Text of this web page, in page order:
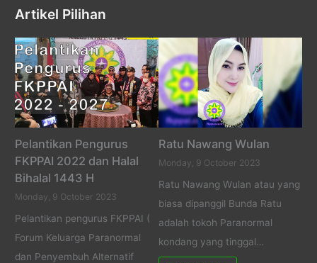
Artikel Pilihan
Pelantikan Pengurus
FKPPAI 2022 dan Halal
Bihalal 1443 H
Monday, 9 October 2023
Pelantikan pengurus FKPPAI (
Forum Keluarga Paranormal
dan Penyembuh Alternatif
Ratu Nawang Wulan
Monday, 9 October 2023
Ratu Nawang Wulan atau yang
biasa dipanggil Bunda Ratu
adalah tokoh Paranormal
kondang yang tinggal…